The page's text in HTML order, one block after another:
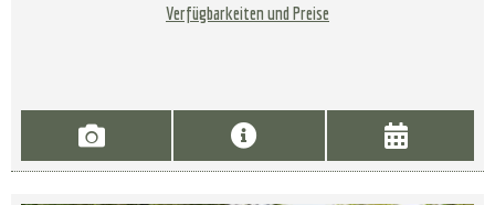
Verfügbarkeiten und Preise